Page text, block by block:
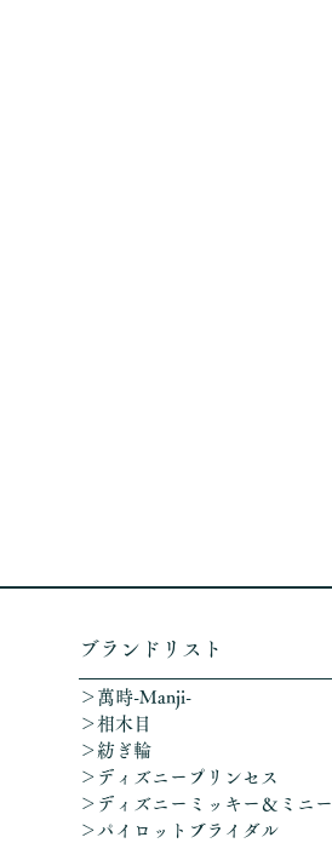
​ブランドリスト
＞萬時-Manji-
＞相木目
＞紡ぎ輪
＞ディズニープリンセス
​＞ディズニーミッキー＆ミニー
＞パイロットブライダル